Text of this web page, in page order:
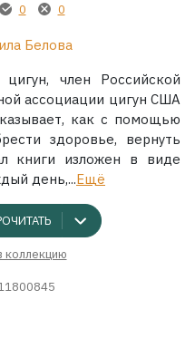
0 0
Белова
член Российской
ассоциации цигун США
как с помощью
здоровье, вернуть
книги изложен в виде
день,...Ещё
коллекцию